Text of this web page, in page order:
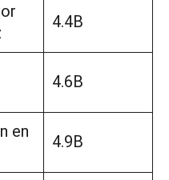
4.4B
4.6B
en
4.9B